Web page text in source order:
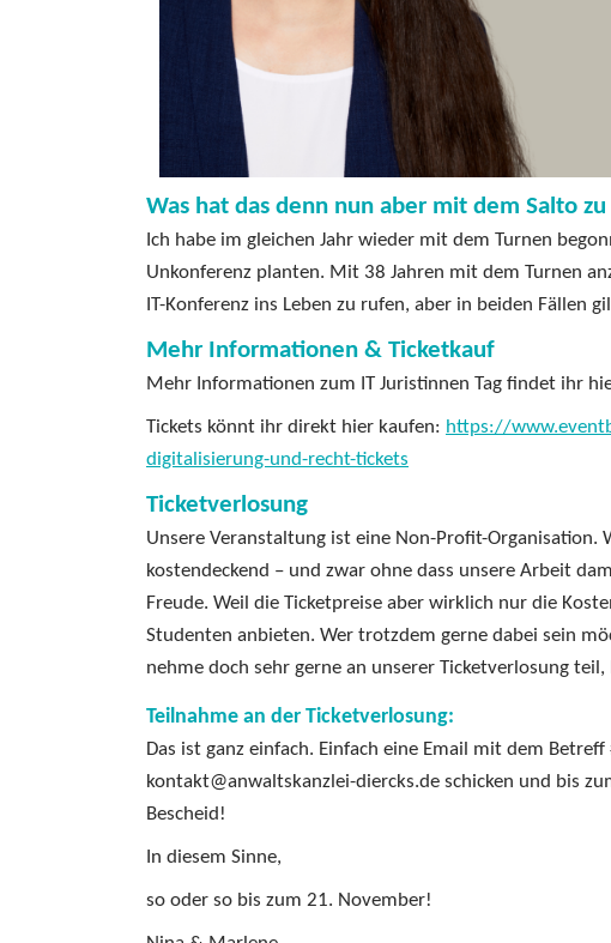
Was hat das denn nun aber mit dem Salto
Ich habe im gleichen Jahr wieder mit dem Turnen
Unkonferenz planten. Mit 38 Jahren mit dem Turnen
IT-Konferenz ins Leben zu rufen, aber in beiden Fällen
Mehr Informationen & Ticketkauf
Mehr Informationen zum IT Juristinnen Tag findet ihr
Tickets könnt ihr direkt hier kaufen: https://
digitalisierung-und-recht-tickets
Ticketverlosung
Unsere Veranstaltung ist eine Non-Profit-Organisation.
kostendeckend – und zwar ohne dass unsere Arbeit
Freude. Weil die Ticketpreise aber wirklich nur die
Studenten anbieten. Wer trotzdem gerne dabei sein
nehme doch sehr gerne an unserer Ticketverlosung
Teilnahme an der Ticketverlosung:
Das ist ganz einfach. Einfach eine Email mit dem
kontakt@anwaltskanzlei-diercks.de schicken und bis
Bescheid!
In diesem Sinne,
so oder so bis zum 21. November!